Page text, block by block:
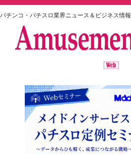
パチンコ・パチスロ業界ニュース＆ビジネス情報